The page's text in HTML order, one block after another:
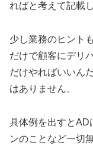
ればと考えて記載
少し業務のヒント
だけで顧客にデリ
だけやればいいん
はありません。
具体例を出すとAD
ンのことなど一切